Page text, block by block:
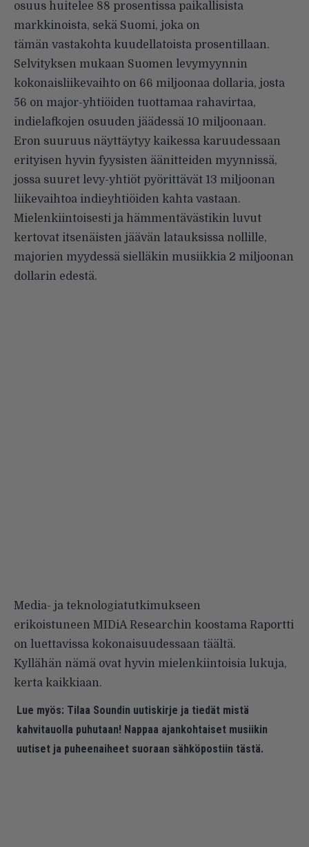
osuus huitelee 88 prosentissa paikallisista
markkinoista, sekä Suomi, joka on
tämän vastakohta kuudellatoista prosentillaan.
Selvityksen mukaan Suomen levymyynnin
kokonaisliikevaihto on 66 miljoonaa dollaria, josta
56 on major-yhtiöiden tuottamaa rahavirtaa,
indielafkojen osuuden jäädessä 10 miljoonaan.
Eron suuruus näyttäytyy kaikessa karuudessaan
erityisen hyvin fyysisten äänitteiden myynnissä,
jossa suuret levy-yhtiöt pyörittävät 13 miljoonan
liikevaihtoa indieyhtiöiden kahta vastaan.
Mielenkiintoisesti ja hämmentävästikin luvut
kertovat itsenäisten jäävän latauksissa nollille,
majorien myydessä sielläkin musiikkia 2 miljoonan
dollarin edestä.
Media- ja teknologiatutkimukseen
erikoistuneen MIDiA Researchin koostama Raportti
on luettavissa kokonaisuudessaan täältä.
Kyllähän nämä ovat hyvin mielenkiintoisia lukuja,
kerta kaikkiaan.
Lue myös: Tilaa Soundin uutiskirje ja tiedät mistä
kahvitauolla puhutaan! Nappaa ajankohtaiset musiikin
uutiset ja puheenaiheet suoraan sähköpostiin tästä.